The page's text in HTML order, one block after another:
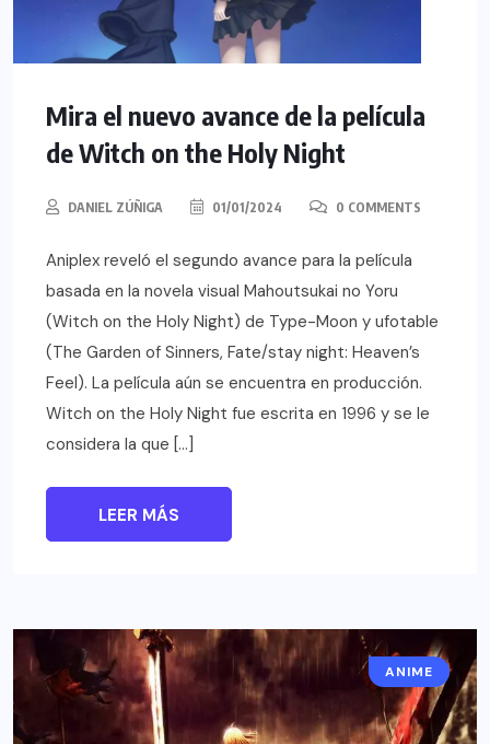
Mira el nuevo avance de la película
de Witch on the Holy Night
DANIEL ZÚÑIGA 01/01/2024 0 COMMENTS
Aniplex reveló el segundo avance para la película
basada en la novela visual Mahoutsukai no Yoru
(Witch on the Holy Night) de Type-Moon y ufotable
(The Garden of Sinners, Fate/stay night: Heaven’s
Feel). La película aún se encuentra en producción.
Witch on the Holy Night fue escrita en 1996 y se le
considera la que […]
LEER MÁS
ANIME